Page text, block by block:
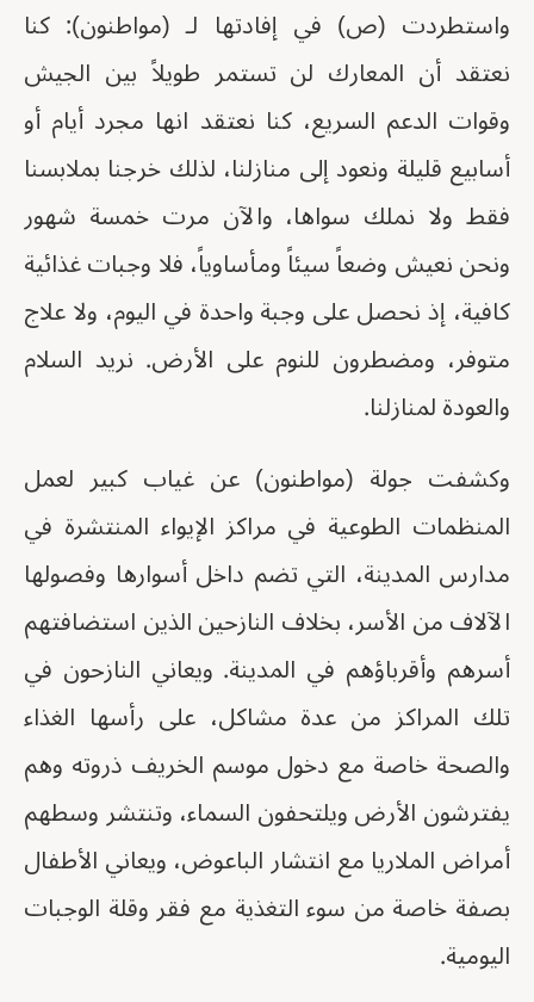
واستطردت (ص) في إفادتها لـ (مواطنون): كنا
نعتقد أن المعارك لن تستمر طويلاً بين الجيش
وقوات الدعم السريع، كنا نعتقد انها مجرد أيام أو
أسابيع قليلة ونعود إلى منازلنا، لذلك خرجنا بملابسنا
فقط ولا نملك سواها، والآن مرت خمسة شهور
ونحن نعيش وضعاً سيئاً ومأساوياً، فلا وجبات غذائية
كافية، إذ نحصل على وجبة واحدة في اليوم، ولا علاج
متوفر، ومضطرون للنوم على الأرض. نريد السلام
والعودة لمنازلنا.
وكشفت جولة (مواطنون) عن غياب كبير لعمل
المنظمات الطوعية في مراكز الإيواء المنتشرة في
مدارس المدينة، التي تضم داخل أسوارها وفصولها
الآلاف من الأسر، بخلاف النازحين الذين استضافتهم
أسرهم وأقرباؤهم في المدينة. ويعاني النازحون في
تلك المراكز من عدة مشاكل، على رأسها الغذاء
والصحة خاصة مع دخول موسم الخريف ذروته وهم
يفترشون الأرض ويلتحفون السماء، وتنتشر وسطهم
أمراض الملاريا مع انتشار الباعوض، ويعاني الأطفال
بصفة خاصة من سوء التغذية مع فقر وقلة الوجبات
اليومية.